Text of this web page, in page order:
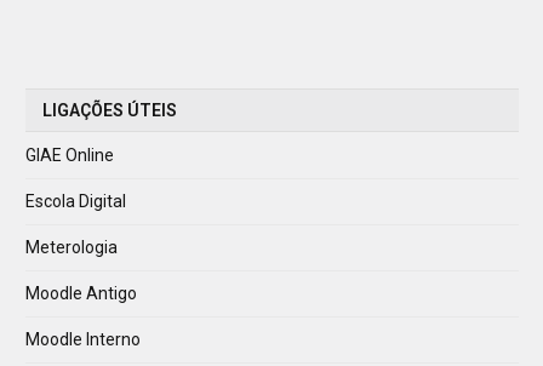
LIGAÇÕES ÚTEIS
GIAE Online
Escola Digital
Meterologia
Moodle Antigo
Moodle Interno